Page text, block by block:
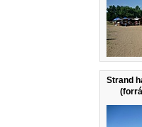
Strand